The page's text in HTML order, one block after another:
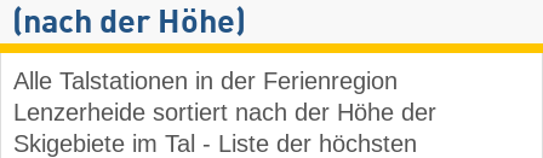
(nach der Höhe)
Alle Talstationen in der Ferienregion
Lenzerheide sortiert nach der Höhe der
Skigebiete im Tal - Liste der höchsten